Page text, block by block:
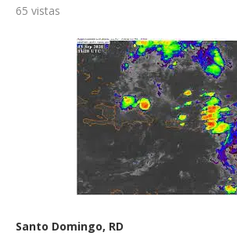
65 vistas
Santo Domingo, RD